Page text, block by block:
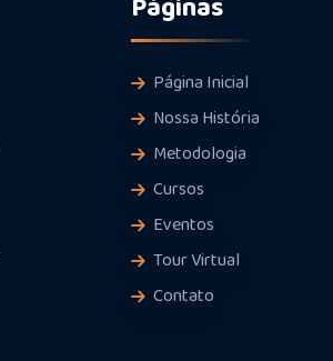
Páginas
Página Inicial
Nossa História
Metodologia
Cursos
Eventos
Tour Virtual
Contato